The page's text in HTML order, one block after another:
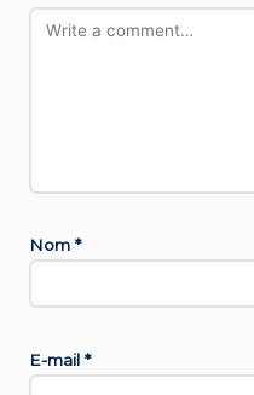
Nom *
E-mail *